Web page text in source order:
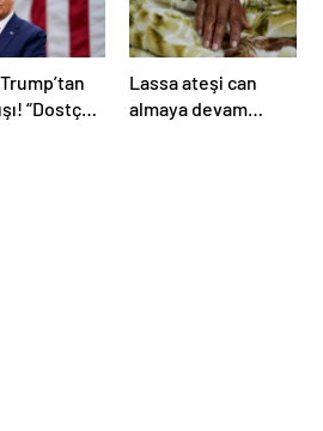
“Dostça
Lassa ateşi can
almaya devam